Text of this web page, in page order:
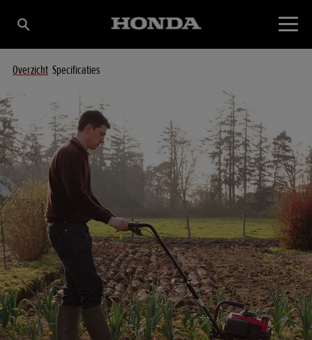
Overzicht Specificaties